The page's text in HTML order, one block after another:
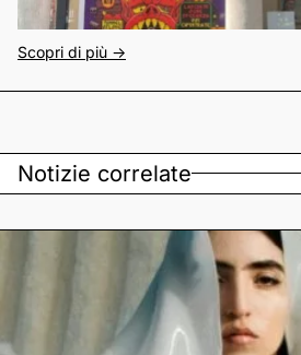
Scopri di più ->
Notizie correlate